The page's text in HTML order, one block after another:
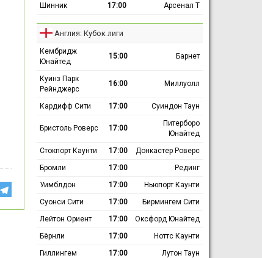
Шинник 17:00 Арсенал Т
Англия: Кубок лиги
Кембридж
Юнайтед
15:00 Барнет
Куинз Парк
Рейнджерс
16:00 Миллуолл
Кардифф Сити 17:00 Суиндон Таун
Бристоль Роверс 17:00
Питерборо
Юнайтед
Стокпорт Каунти
17:00
Донкастер Роверс
Бромли
17:00
Рединг
Уимблдон
17:00
Ньюпорт Каунти
Суонси Сити
17:00
Бирмингем Сити
Лейтон Ориент
17:00
Оксфорд Юнайтед
Бёрнли
17:00
Ноттс Каунти
Гиллингем
17:00
Лутон Таун